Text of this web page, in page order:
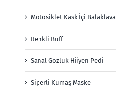
Motosiklet Kask İçi Balaklava
Renkli Buff
Sanal Gözlük Hijyen Pedi
Siperli Kumaş Maske